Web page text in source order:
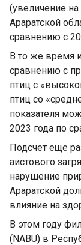
(увеличение
Араратской
сравнению с
В то же время
сравнению с
птиц с
птиц со
показателя
2023 года по
Подсчет еще
аистового
нарушение
Араратской
влияние на
В этом году
(NABU) в